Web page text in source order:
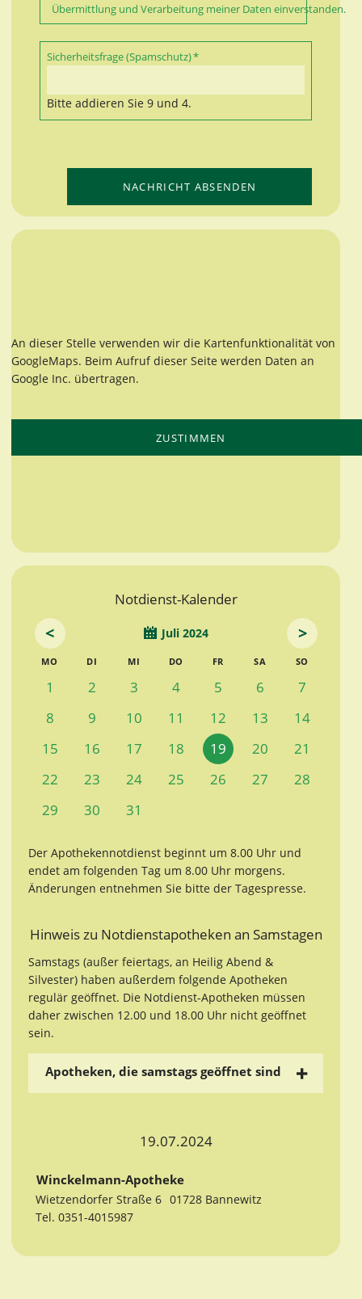
Übermittlung und Verarbeitung meiner Daten einverstanden.
Pflichtfeld
Sicherheitsfrage (Spamschutz)*
Bitte addieren Sie 9 und 4.
NACHRICHT ABSENDEN
An dieser Stelle verwenden wir die Kartenfunktionalität von
GoogleMaps. Beim Aufruf dieser Seite werden Daten an
Google Inc. übertragen.
ZUSTIMMEN
Notdienst-Kalender
< Juli 2024 >
MO DI MI DO FR SA SO
1 2 3 4 5 6
7
8
9 10 11 12 13
14
15
16 17 18 19 20
21
22
23 24 25 26 27
28
29
30 31
Der Apothekennotdienst beginnt um 8.00 Uhr und
endet am folgenden Tag um 8.00 Uhr morgens.
Änderungen entnehmen Sie bitte der Tagespresse.
Hinweis zu Notdienstapotheken an Samstagen
Samstags (außer feiertags, an Heilig Abend &
Silvester) haben außerdem folgende Apotheken
regulär geöffnet. Die Notdienst-Apotheken müssen
daher zwischen 12.00 und 18.00 Uhr nicht geöffnet
sein.
Apotheken, die samstags geöffnet sind
19.07.2024
Winckelmann-Apotheke
Wietzendorfer Straße 6 01728 Bannewitz
Tel. 0351-4015987